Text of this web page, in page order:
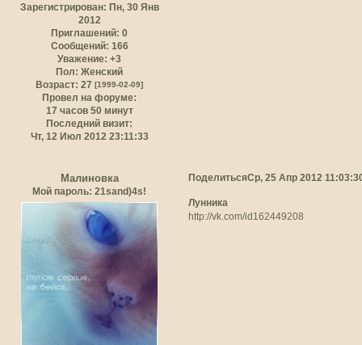
Зарегистрирован: Пн, 30 Янв
2012
Приглашений: 0
Сообщений: 166
Уважение: +3
Пол: Женский
Возраст: 27[1999-02-09]
Провел на форуме:
17 часов 50 минут
Последний визит:
Чт, 12 Июл 2012 23:11:33
ПоделитьсяСр, 25 Апр 2012
Малиновка
Мой пароль: 21sand)4s!
Лунника
http://vk.com/id162449208